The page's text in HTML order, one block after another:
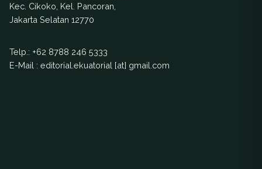
Kec. Cikoko, Kel. Pancoran,
Jakarta Selatan 12770
Telp.: +62 8788 246 5333
E-Mail : editorial.ekuatorial [at] gmail.com